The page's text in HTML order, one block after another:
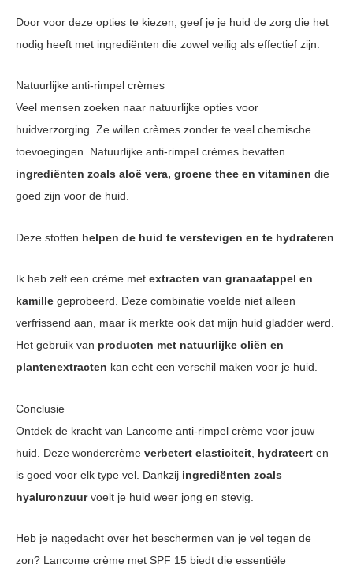
Door voor deze opties te kiezen, geef je je huid de zorg die het
nodig heeft met ingrediënten die zowel veilig als effectief zijn.
Natuurlijke anti-rimpel crèmes
Veel mensen zoeken naar natuurlijke opties voor
huidverzorging. Ze willen crèmes zonder te veel chemische
toevoegingen. Natuurlijke anti-rimpel crèmes bevatten
ingrediënten zoals aloë vera, groene thee en vitaminen die
goed zijn voor de huid.
Deze stoffen helpen de huid te verstevigen en te hydrateren
Ik heb zelf een crème met extracten van granaatappel en
kamille geprobeerd. Deze combinatie voelde niet alleen
verfrissend aan, maar ik merkte ook dat mijn huid gladder werd.
Het gebruik van producten met natuurlijke oliën en
plantenextracten kan echt een verschil maken voor je huid.
Conclusie
Ontdek de kracht van Lancome anti-rimpel crème voor jouw
huid. Deze wondercrème verbetert elasticiteit hydrateert en
is goed voor elk type vel. Dankzij ingrediënten zoals
hyaluronzuurvoelt je huid weer jong en stevig.
Heb je nagedacht over het beschermen van je vel tegen de
zon? Lancome crème met SPF 15 biedt die essentiële